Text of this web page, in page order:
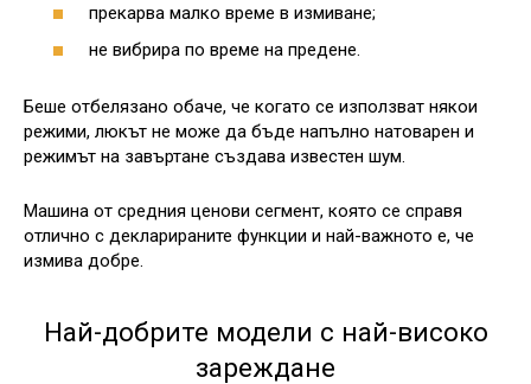
прекарва малко време в измиване;
не вибрира по време на предене.
Беше отбелязано обаче, че когато се използват някои
режими, люкът не може да бъде напълно натоварен и
режимът на завъртане създава известен шум.
Машина от средния ценови сегмент, която се справя
отлично с декларираните функции и най-важното е, че
измива добре.
Най-добрите модели с най-високо
зареждане